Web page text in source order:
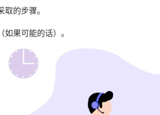
踪？
出现在与原始消费不同的信用卡账单上。
信用记录，先联系你的银行或支付服务商
取的步骤。
如果可能的话）。